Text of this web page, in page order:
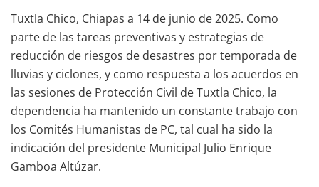
Tuxtla Chico, Chiapas a 14 de junio de 2025. Como
parte de las tareas preventivas y estrategias de
reducción de riesgos de desastres por temporada de
lluvias y ciclones, y como respuesta a los acuerdos en
las sesiones de Protección Civil de Tuxtla Chico, la
dependencia ha mantenido un constante trabajo con
los Comités Humanistas de PC, tal cual ha sido la
indicación del presidente Municipal Julio Enrique
Gamboa Altúzar.